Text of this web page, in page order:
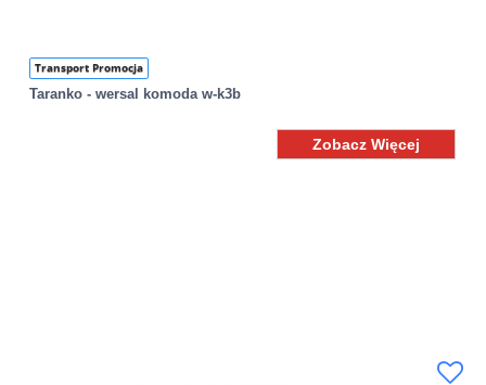
Transport Promocja
Taranko - wersal komoda w-k3b
Zobacz Więcej